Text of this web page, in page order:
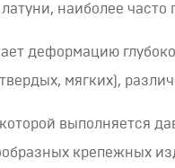
наиболее
деформацию
мягких),
выполняется
крепежных